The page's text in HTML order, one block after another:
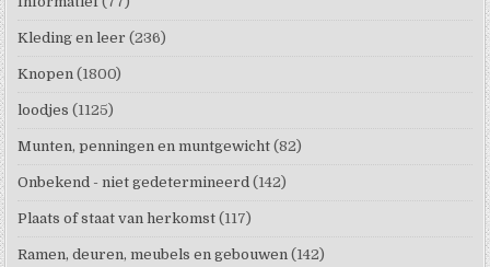
Kleding en leer (236)
Knopen (1800)
loodjes (1125)
Munten, penningen en muntgewicht (82)
Onbekend - niet gedetermineerd (142)
Plaats of staat van herkomst (117)
Ramen, deuren, meubels en gebouwen (142)